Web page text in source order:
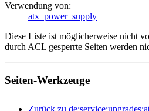
Verwendung von:
atx_power_supply
Diese Liste ist möglicherweise nicht
durch ACL gesperrte Seiten werden
Seiten-Werkzeuge
Zurück zu